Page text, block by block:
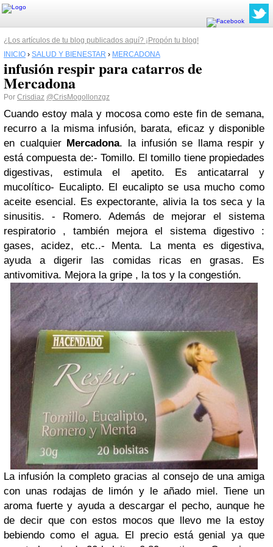
¿Los artículos de tu blog publicados aquí? ¡Propón tu blog!
INICIO › SALUD Y BIENESTAR › MERCADONA
infusión respir para catarros de
Mercadona
Por Crisdiaz @CrisMogollonzgz
Cuando estoy mala y mocosa como este fin de semana,
recurro a la misma infusión, barata, eficaz y disponible
en cualquier Mercadona. la infusión se llama respir y
está compuesta de:- Tomillo. El tomillo tiene propiedades
digestivas, estimula el apetito. Es anticatarral y
mucolítico- Eucalipto. El eucalipto se usa mucho como
aceite esencial. Es expectorante, alivia la tos seca y la
sinusitis. - Romero. Además de mejorar el sistema
respiratorio , también mejora el sistema digestivo :
gases, acidez, etc..- Menta. La menta es digestiva,
ayuda a digerir las comidas ricas en grasas. Es
antivomitiva. Mejora la gripe , la tos y la congestión.
La infusión la completo gracias al consejo de una amiga
con unas rodajas de limón y le añado miel. Tiene un
aroma fuerte y ayuda a descargar el pecho, aunque he
de decir que con estos mocos que llevo me la estoy
bebiendo como el agua. El precio está genial ya que